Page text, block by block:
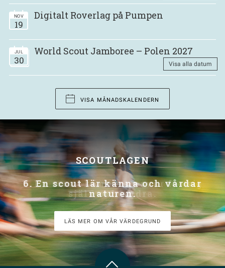
NOV
19
Digitalt Roverlag på Pumpen
JUL
30
World Scout Jamboree – Polen 2027
Visa alla datum
VISA MÅNADSKALENDERN
SCOUTLAGEN
7. En scout känner ansvar för sig
själv och andra.
LÄS MER OM VÅR VÄRDEGRUND